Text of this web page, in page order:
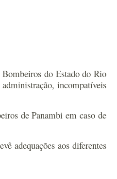
do Estado do Rio
incompatíveis
de Panambi em caso de
adequações aos diferentes